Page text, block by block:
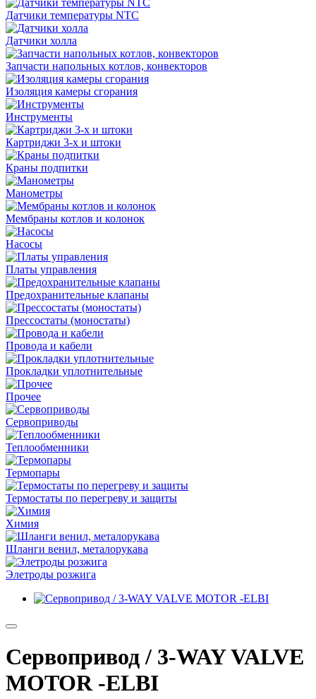
Датчики температуры NTC
Датчики холла
Запчасти напольных котлов, конвекторов
Изоляция камеры сгорания
Инструменты
Картриджи 3-х и штоки
Краны подпитки
Манометры
Мембраны котлов и колонок
Насосы
Платы управления
Предохранительные клапаны
Прессостаты (моностаты)
Провода и кабели
Прокладки уплотнительные
Прочее
Сервоприводы
Теплообменники
Термопары
Термостаты по перегреву и защиты
Химия
Шланги венил, металорукава
Элетроды розжига
Cервопривод / 3-WAY VALVE
MOTOR -ELBI